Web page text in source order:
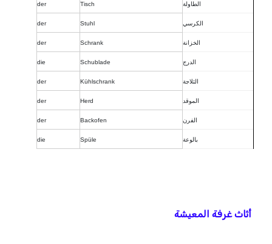
der Tisch الطاولة
der Stuhl الكرسي
der Schrank الخزانة
die Schublade الدرج
der Kühlschrank الثلاجة
der Herd الموقد
der Backofen الفرن
die Spüle بالوعة